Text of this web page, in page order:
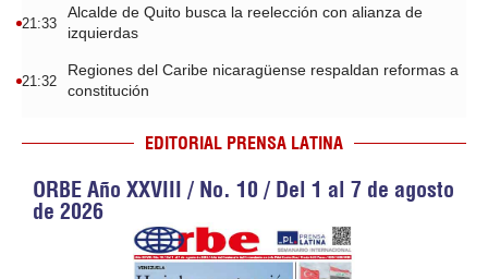
21:33
Alcalde de Quito busca la reelección con alianza de
izquierdas
21:32
Regiones del Caribe nicaragüense respaldan reformas a
constitución
EDITORIAL PRENSA LATINA
ORBE Año XXVIII / No. 10 / Del 1 al 7 de agosto
de 2026